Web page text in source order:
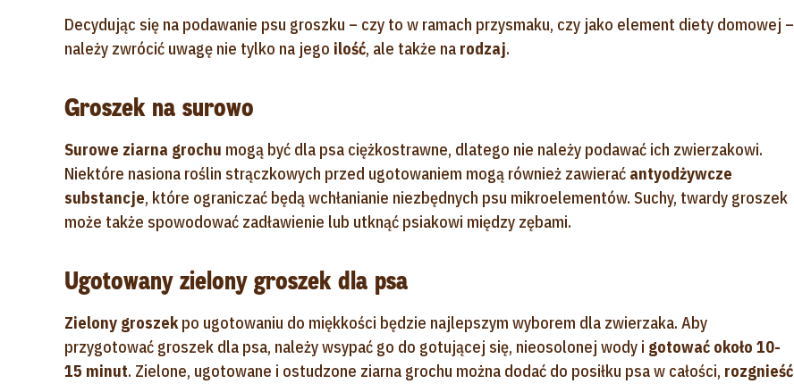
Decydując się na podawanie psu groszku – czy to w ramach przysmaku, czy jako element diety domowej –
należy zwrócić uwagę nie tylko na jego ilość, ale także na rodzaj.
Groszek na surowo
Surowe ziarna grochu mogą być dla psa ciężkostrawne, dlatego nie należy podawać ich zwierzakowi.
Niektóre nasiona roślin strączkowych przed ugotowaniem mogą również zawierać antyodżywcze
substancje, które ograniczać będą wchłanianie niezbędnych psu mikroelementów. Suchy, twardy groszek
może także spowodować zadławienie lub utknąć psiakowi między zębami.
Ugotowany zielony groszek dla psa
Zielony groszekpo ugotowaniu do miękkości będzie najlepszym wyborem dla zwierzaka. Aby
przygotować groszek dla psa, należy wsypać go do gotującej się, nieosolonej wody i gotować około 10-
15 minut. Zielone, ugotowane i ostudzone ziarna grochu można dodać do posiłku psa w całości, rozgnieść